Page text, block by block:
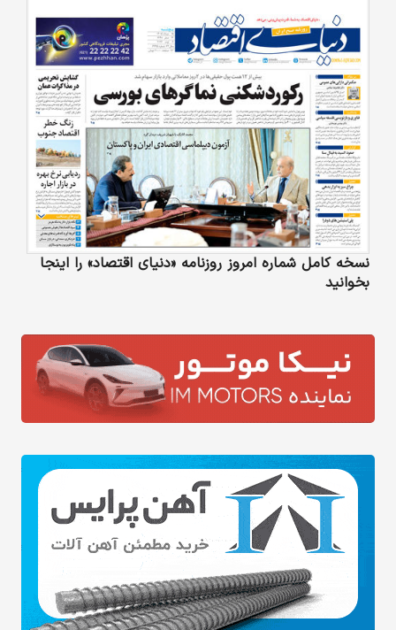
نسخه کامل شماره امروز روزنامه «دنیای‌ اقتصاد» را اینجا
بخوانید